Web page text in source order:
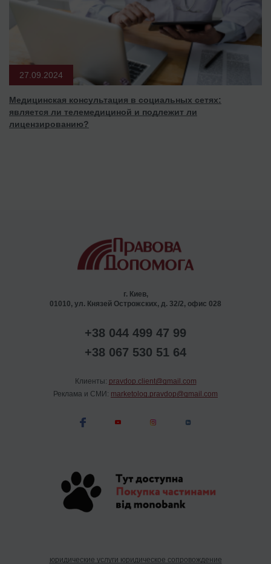
27.09.2024
Медицинская консультация в социальных сетях:
является ли телемедициной и подлежит ли
лицензированию?
г. Киев,
01010, ул. Князей Острожских, д. 32/2, офис 028
+38 044 499 47 99
+38 067 530 51 64
Клиенты: pravdop.client@gmail.com
Реклама и СМИ: marketolog.pravdop@gmail.com
юридические услуги юридическое сопровождение